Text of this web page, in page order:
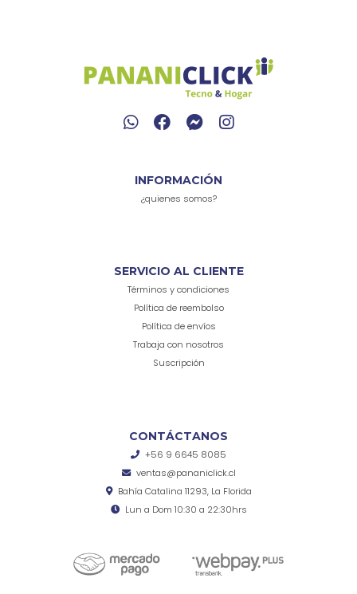
INFORMACIÓN
¿quienes somos?
SERVICIO AL CLIENTE
Términos y condiciones
Política de reembolso
Política de envíos
Trabaja con nosotros
Suscripción
CONTÁCTANOS
+56 9 6645 8085
ventas@pananiclick.cl
Bahía Catalina 11293, La Florida
Lun a Dom 10:30 a 22:30hrs